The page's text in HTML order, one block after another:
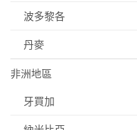
波多黎各
丹麥
非洲地區
牙買加